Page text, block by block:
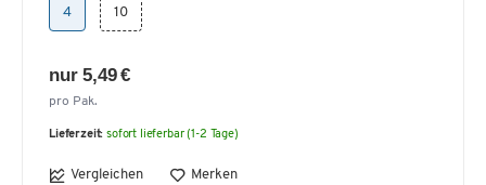
4 10
nur 5,49 €
pro Pak.
Lieferzeit: sofort lieferbar (1-2 Tage)
Vergleichen Merken